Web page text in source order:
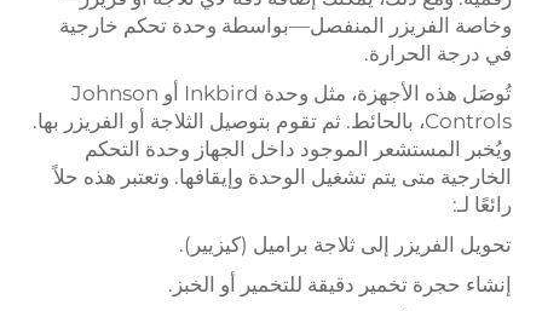
وخاصة الفريزر المنفصل—بواسطة وحدة تحكم خارجية
في درجة الحرارة.
تُوصَل هذه الأجهزة، مثل وحدة Inkbird أو Johnson
Controls، بالحائط. ثم تقوم بتوصيل الثلاجة أو الفريزر بها.
ويُخبر المستشعر الموجود داخل الجهاز وحدة التحكم
الخارجية متى يتم تشغيل الوحدة وإيقافها. وتعتبر هذه حلاً
رائعًا لـ:
تحويل الفريزر إلى ثلاجة براميل (كيزيير).
إنشاء حجرة تخمير دقيقة للتخمير أو الخبز.